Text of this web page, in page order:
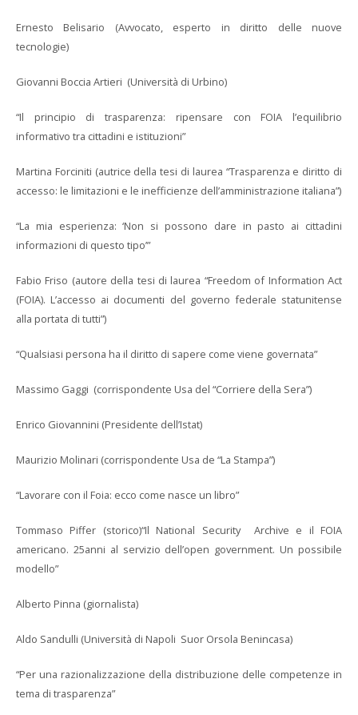
Ernesto Belisario (Avvocato, esperto in diritto delle nuove
tecnologie)
Giovanni Boccia Artieri (Università di Urbino)
“Il principio di trasparenza: ripensare con FOIA l’equilibrio
informativo tra cittadini e istituzioni”
Martina Forciniti (autrice della tesi di laurea “Trasparenza e diritto di
accesso: le limitazioni e le inefficienze dell’amministrazione italiana”)
“La mia esperienza: ‘Non si possono dare in pasto ai cittadini
informazioni di questo tipo’”
Fabio Friso (autore della tesi di laurea “Freedom of Information Act
(FOIA). L’accesso ai documenti del governo federale statunitense
alla portata di tutti”)
“Qualsiasi persona ha il diritto di sapere come viene governata”
Massimo Gaggi (corrispondente Usa del “Corriere della Sera”)
Enrico Giovannini (Presidente dell’Istat)
Maurizio Molinari (corrispondente Usa de “La Stampa”)
“Lavorare con il Foia: ecco come nasce un libro”
Tommaso Piffer (storico)“Il National Security Archive e il FOIA
americano. 25anni al servizio dell’open government. Un possibile
modello”
Alberto Pinna (giornalista)
Aldo Sandulli (Università di Napoli Suor Orsola Benincasa)
“Per una razionalizzazione della distribuzione delle competenze in
tema di trasparenza”